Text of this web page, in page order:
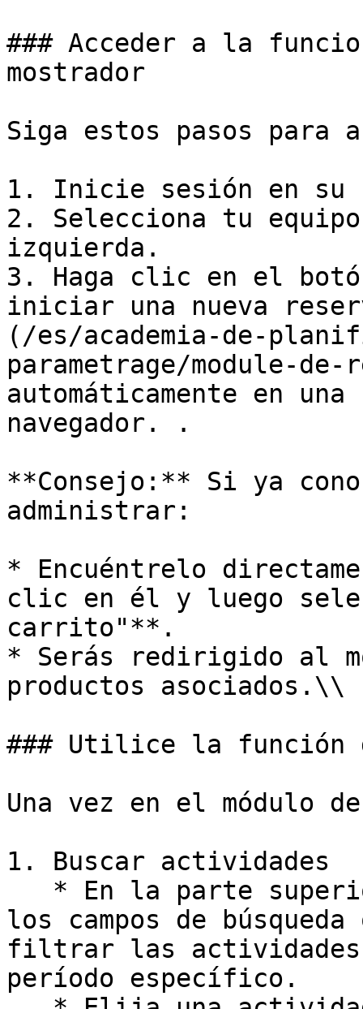
### Acceder a la
mostrador
Siga estos pasos para
1. Inicie sesión en su
2. Selecciona tu
izquierda.
3. Haga clic en el
iniciar una nueva
(/es/academia-de-
parametrage/module-
automáticamente en
navegador. .
**Consejo:** Si ya
administrar:
* Encuéntrelo
clic en él y luego
carrito"**.
* Serás redirigido al
productos asociados.\\
### Utilice la función
Una vez en el módulo
1. Buscar actividades
los campos de
filtrar las actividades
período específico.